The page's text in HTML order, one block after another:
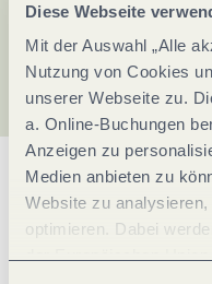
Diese Webseite
Mit der Auswahl „Alle
Nutzung von Cookies
unserer Webseite zu.
a. Online-Buchungen
Anzeigen zu
Medien anbieten zu
Website zu
optimieren. Dabei